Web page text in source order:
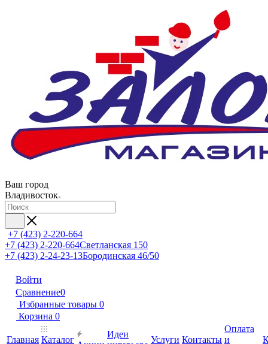
Ваш город
Владивосток
+7 (423) 2-220-664
+7 (423) 2-220-664Светланская 150
+7 (423) 2-24-23-13Бородинская 46/50
Войти
Сравнение0
Избранные товары 0
Корзина 0
Главная Каталог
Идеи
Услуги Контакты
Оплата
и